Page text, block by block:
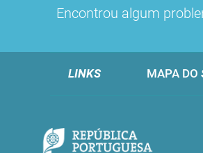
Encontrou algum
LINKS MAPA DO